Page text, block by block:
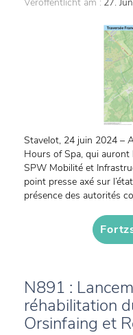
Stavelot, 24 juin 2024 –
Hours of Spa, qui
SPW Mobilité et
point presse axé sur
présence des autorités
N891 :
réhabilitation
Orsinfaing et